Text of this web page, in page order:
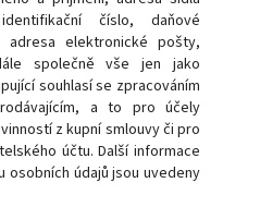
číslo, daňové
adresa elektronické pošty,
společně vše jen jako
souhlasí se zpracováním
a to pro účely
z kupní smlouvy či pro
účtu. Další informace
osobních údajů jsou uvedeny